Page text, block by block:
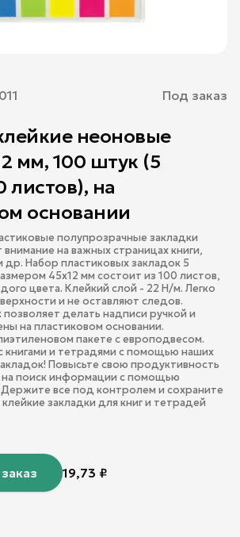
Под заказ
неоновые
мм, 100 штук (5
листов), на
основании
полупрозрачные закладки
внимание на важных страницах книги,
др. Набор пластиковых закладок 5
45х12 мм состоит из 100 листов,
цвета. Клейкий слой - 22 Н/м. Легко
и не оставляют следов.
делать надписи ручкой и
на пластиковом основании.
пакете с европодвесом.
книгами и тетрадями с помощью наших
Повысьте свою продуктивность
поиск информации с помощью
все под контролем и сохраните
закладки для книг и тетрадей
19,73 ₽